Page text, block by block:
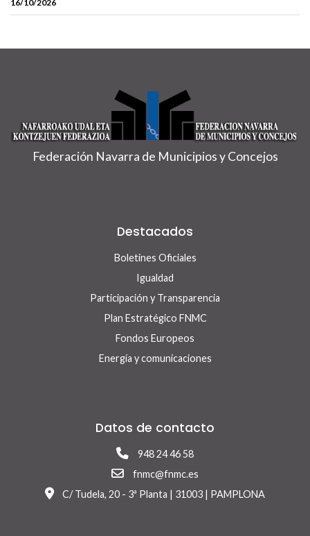
16/10/2026
Federación Navarra de Municipios y Concejos
Destacados
Boletines Oficiales
Igualdad
Participación y Transparencia
Plan Estratégico FNMC
Fondos Europeos
Energía y comunicaciones
Datos de contacto
948 24 46 58
fnmc@fnmc.es
C/ Tudela, 20 - 3ª Planta | 31003 | PAMPLONA